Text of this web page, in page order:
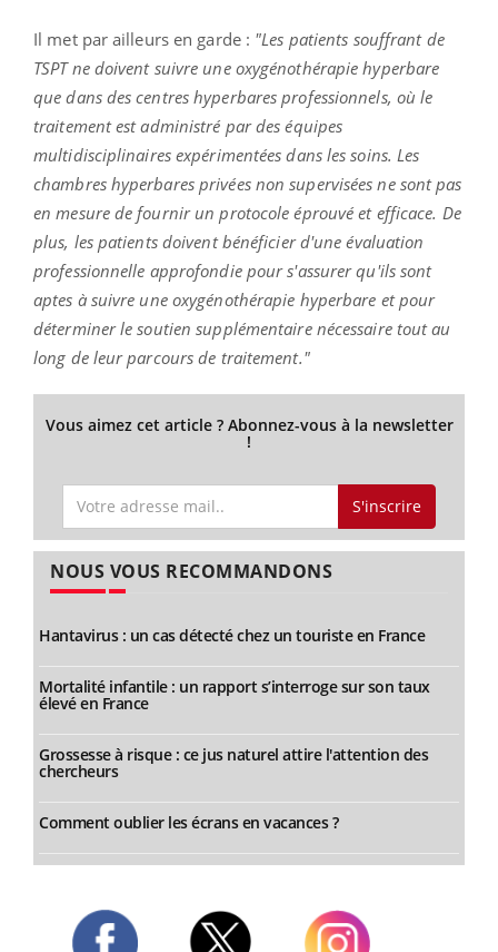
Il met par ailleurs en garde : "Les patients souffrant de
TSPT ne doivent suivre une oxygénothérapie hyperbare
que dans des centres hyperbares professionnels, où le
traitement est administré par des équipes
multidisciplinaires expérimentées dans les soins. Les
chambres hyperbares privées non supervisées ne sont pas
en mesure de fournir un protocole éprouvé et efficace. De
plus, les patients doivent bénéficier d'une évaluation
professionnelle approfondie pour s'assurer qu'ils sont
aptes à suivre une oxygénothérapie hyperbare et pour
déterminer le soutien supplémentaire nécessaire tout au
long de leur parcours de traitement."
Vous aimez cet article ? Abonnez-vous à la newsletter
!
S'inscrire
NOUS VOUS RECOMMANDONS
Hantavirus : un cas détecté chez un touriste en France
Mortalité infantile : un rapport s’interroge sur son taux
élevé en France
Grossesse à risque : ce jus naturel attire l'attention des
chercheurs
Comment oublier les écrans en vacances ?